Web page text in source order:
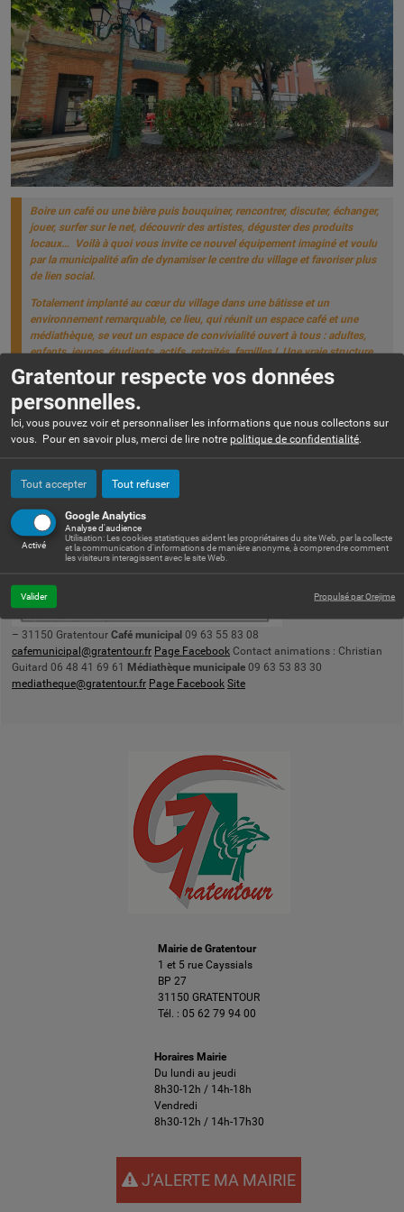
Gratentour respecte vos données
personnelles.
Ici, vous pouvez voir et personnaliser les informations que nous collectons sur
vous. Pour en savoir plus, merci de lire notre politique de confidentialité.
Tout accepter Tout refuser
Google Analytics
Activé
Analyse d'audience
Utilisation: Les cookies statistiques aident les propriétaires du site Web, par la collecte
et la communication d'informations de manière anonyme, à comprendre comment
les visiteurs interagissent avec le site Web.
Valider Propulsé par Orejime
Boire un café ou une bière puis bouquiner, rencontrer, discuter, échanger,
jouer, surfer sur le net, découvrir des artistes, déguster des produits
locaux… Voilà à quoi vous invite ce nouvel équipement imaginé et voulu
par la municipalité afin de dynamiser le centre du village et favoriser plus
de lien social.
Totalement implanté au cœur du village dans une bâtisse et un
environnement remarquable, ce lieu, qui réunit un espace café et une
médiathèque, se veut un espace de convivialité ouvert à tous : adultes,
enfants, jeunes, étudiants, actifs, retraités, familles ! Une vraie structure
de mixité sociale et générationnelle.
ESPACE CAFÉ
l'entrepotes
17 place de la Mairie
– 31150 Gratentour Café municipal 09 63 55 83 08
cafemunicipal@gratentour.fr Page Facebook Contact animations : Christian
Guitard 06 48 41 69 61 Médiathèque municipale 09 63 53 83 30
mediatheque@gratentour.fr Page Facebook Site
Mairie de Gratentour
1 et 5 rue Cayssials
BP 27
31150 GRATENTOUR
Tél. : 05 62 79 94 00
Horaires Mairie
Du lundi au jeudi
8h30-12h / 14h-18h
Vendredi
8h30-12h / 14h-17h30
J’ALERTE MA MAIRIE